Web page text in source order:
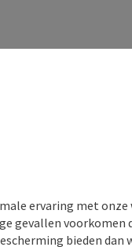
ervaring met
gevallen voorkomen
bieden